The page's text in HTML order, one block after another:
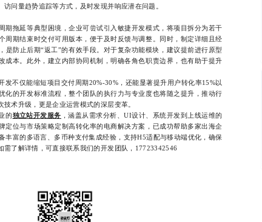
问量趋势追踪等方式，及时发现并响应潜在问题。
拖延等典型困境，企业可尝试引入敏捷开发模式，将项目拆分为若干
周期结束时交付可用版本，便于及时反馈与调整。同时，制定详细且经
是防止后期“返工”的有效手段。对于复杂功能模块，建议提前进行原型
成本。此外，建立内部协同机制，明确各角色职责边界，也有助于提升
不仅能缩短项目交付周期20%-30%，还能显著提升用户转化率15%以
化的开发标准流程，整个团队的执行力与专业度也将随之提升，推动行
术升级，更是企业运营模式的深层变革。
的独立站开发服务 ，涵盖从需求分析、UI设计、系统开发到上线运维的
定位与市场策略定制高转化率的电商解决方案，已成功帮助多家出海企
丰富的多语言、多币种支付集成经验，支持H5适配与移动端优化，确保
需了解详情，可直接联系我们的开发团队，17723342546